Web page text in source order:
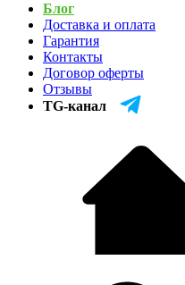
Блог
Доставка и оплата
Гарантия
Контакты
Договор оферты
Отзывы
TG-канал